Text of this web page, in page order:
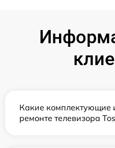
Какие комплектующие
ремонте телевизора